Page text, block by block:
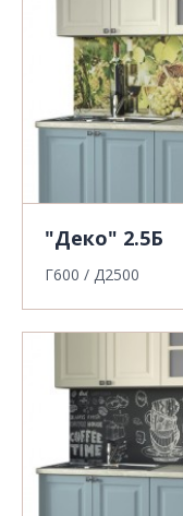
"Деко" 2.5Б
Г600 / Д2500